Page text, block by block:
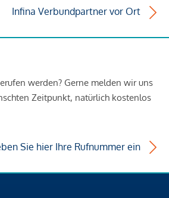
Infina Verbundpartner vor Ort
werden? Gerne melden wir uns
Zeitpunkt, natürlich kostenlos
Sie hier Ihre Rufnummer ein